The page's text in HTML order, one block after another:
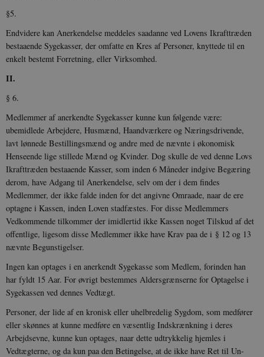
§5.
Endvidere kan Anerkendelse meddeles saadanne ved Lovens Ikrafttræden
bestaaende Sygekasser, der omfatte en Kres af Personer, knyttede til en
enkelt bestemt Forretning, eller Virksomhed.
II.
§ 6.
Medlemmer af anerkendte Sygekasser kunne kun følgende være:
ubemidlede Ar­bejdere, Husmænd, Haandværkere og Næringsdrivende,
lavt lønnede Bestillingsmænd og andre med de nævnte i økonomisk
Henseende lige stillede Mænd og Kvinder. Dog skulle de ved denne Lovs
Ikrafttræden bestaaende Kasser, som inden 6 Måneder indgive Begæring
derom, have Adgang til Anerkendelse, selv om der i dem findes
Medlemmer, der ikke falde inden for det angivne Omraade, naar de ere
optagne i Kassen, inden Loven stadfæstes. For disse Medlemmers
Vedkommende tilkommer der imidlertid ikke Kassen noget Tilskud af det
offentlige, ligesom disse Medlemmer ikke have Krav paa de i § 12 og 13
nævnte Begun­stigelser.
Ingen kan optages i en anerkendt Sygekasse som Medlem, forinden han
har fyldt 15 Aar. For øvrigt bestemmes Aldersgrænserne for Optagelse i
Sygekassen ved dennes Vedtægt.
Personer, der lide af en kronisk eller uhelbredelig Sygdom, som medfører
eller skønnes at kunne medføre en væsentlig Indskrænkning i deres
Arbejdsevne, kunne kun optages, naar dette udtrykkelig hjemles i
Vedtægterne, og da kun paa den Betingelse, at de ikke have Ret til Un­